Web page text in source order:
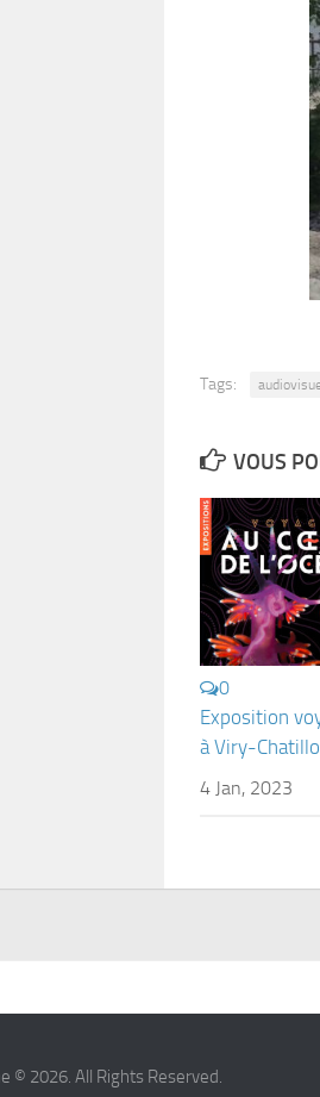
Tags:
VOUS
0
Exposition
à Viry-
4 Jan, 2023
© 2026. All Rights Reserved.